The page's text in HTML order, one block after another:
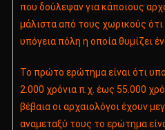
που δούλεψαν για κάποιους
μάλιστα από τους χωρικούς
υπόγεια πόλη η οποία θυμίζει
Το πρώτο ερώτημα είναι ότι
2.000 χρόνια π.χ. έως 55.000
βέβαια οι αρχαιολόγοι έχουν
αναμεταξύ τους το ερώτημα